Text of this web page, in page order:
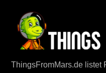
ThingsFromMars.de listet